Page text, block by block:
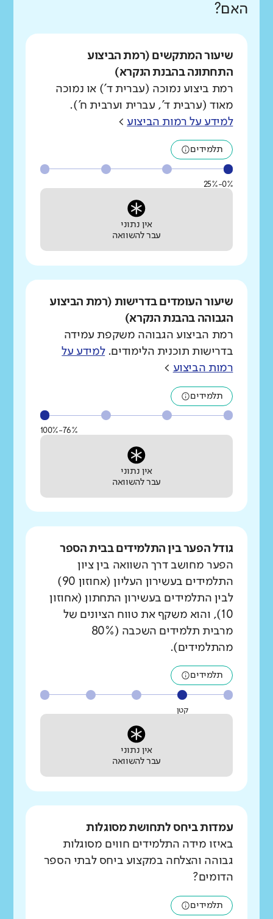
האם?
שיעור המתקשים (רמת הביצוע
התחתונה בהבנת הנקרא)
רמת ביצוע נמוכה (עברית ד') או נמוכה
מאוד (ערבית ד', עברית וערבית ח').
למידע על רמות הביצוע >
תלמידים
0%-25%
אין נתוני
עבר להשוואה
שיעור העומדים בדרישות (רמת הביצוע
הגבוהה בהבנת הנקרא)
רמת הביצוע הגבוהה משקפת עמידה
בדרישות תוכנית הלימודים.למידע על
רמות הביצוע >
תלמידים
76%-100%
אין נתוני
עבר להשוואה
גודל הפער בין התלמידים בבית הספר
הפער מחושב דרך השוואה בין ציון
התלמידים בעשירון העליון (אחוזון 90)
לבין התלמידים בעשירון התחתון (אחוזון
10), והוא משקף את טווח הציונים של
מרבית תלמידים השכבה (80%
מהתלמידים).
תלמידים
קטן
אין נתוני
עבר להשוואה
עמדות ביחס לתחושת מסוגלות
באיזו מידה התלמידים חווים מסוגלות
גבוהה והצלחה במקצוע ביחס לבתי הספר
הדומים?
תלמידים